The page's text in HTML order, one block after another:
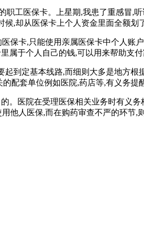
工医保卡。上星期,我患了重感冒,
,却从医保卡上个人资金里面全额划
保卡,只能使用亲属医保卡中个人
于个人自己的钱,可以用来帮助支
到定基本线路,而细则大多是地方
配套单位例如医院,药店等,有义务提
。医院在受理医保相关业务时有义
他人医保,而在购药审查不严的环节,